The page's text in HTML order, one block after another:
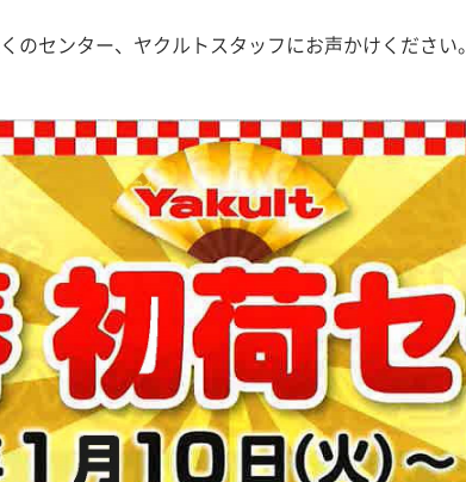
センター、ヤクルトスタッフにお声かけください。